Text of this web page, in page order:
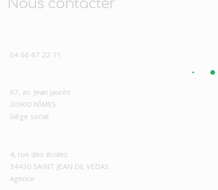
Nous contacter
04 66 67 22 71
67, av. Jean Jaurès
30900 NÎMES
Siège social
4, rue des écoles
34430 SAINT JEAN DE VEDAS
Agence